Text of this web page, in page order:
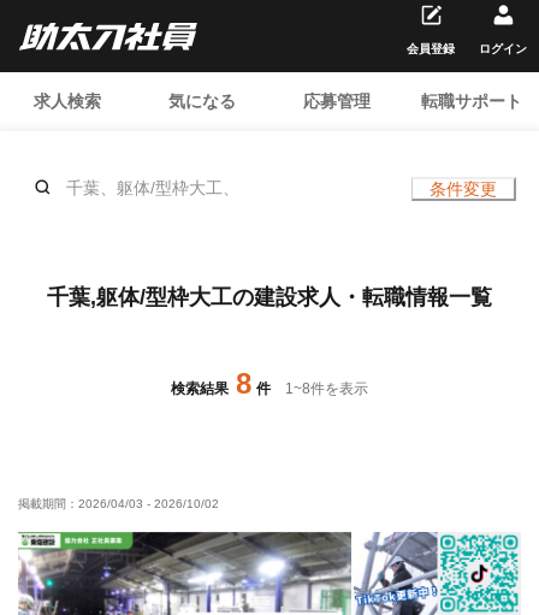
求人検索 気になる 応募管理 転職サポート
会員登録 ログイン
千葉、躯体/型枠大工、 条件変更
千葉,躯体/型枠大工の建設求人・転職情報一覧
検索結果 8 件 1~8件を表示
掲載期間： 2026/04/03 - 2026/10/02